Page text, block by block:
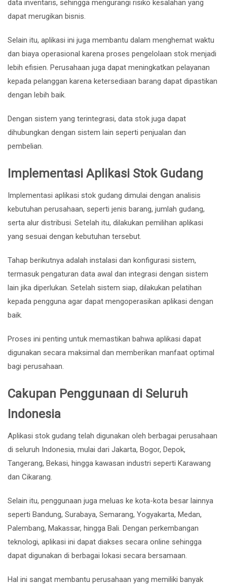
data inventaris, sehingga mengurangi risiko kesalahan yang
dapat merugikan bisnis.
Selain itu, aplikasi ini juga membantu dalam menghemat waktu
dan biaya operasional karena proses pengelolaan stok menjadi
lebih efisien. Perusahaan juga dapat meningkatkan pelayanan
kepada pelanggan karena ketersediaan barang dapat dipastikan
dengan lebih baik.
Dengan sistem yang terintegrasi, data stok juga dapat
dihubungkan dengan sistem lain seperti penjualan dan
pembelian.
Implementasi Aplikasi Stok Gudang
Implementasi aplikasi stok gudang dimulai dengan analisis
kebutuhan perusahaan, seperti jenis barang, jumlah gudang,
serta alur distribusi. Setelah itu, dilakukan pemilihan aplikasi
yang sesuai dengan kebutuhan tersebut.
Tahap berikutnya adalah instalasi dan konfigurasi sistem,
termasuk pengaturan data awal dan integrasi dengan sistem
lain jika diperlukan. Setelah sistem siap, dilakukan pelatihan
kepada pengguna agar dapat mengoperasikan aplikasi dengan
baik.
Proses ini penting untuk memastikan bahwa aplikasi dapat
digunakan secara maksimal dan memberikan manfaat optimal
bagi perusahaan.
Cakupan Penggunaan di Seluruh
Indonesia
Aplikasi stok gudang telah digunakan oleh berbagai perusahaan
di seluruh Indonesia, mulai dari Jakarta, Bogor, Depok,
Tangerang, Bekasi, hingga kawasan industri seperti Karawang
dan Cikarang.
Selain itu, penggunaan juga meluas ke kota-kota besar lainnya
seperti Bandung, Surabaya, Semarang, Yogyakarta, Medan,
Palembang, Makassar, hingga Bali. Dengan perkembangan
teknologi, aplikasi ini dapat diakses secara online sehingga
dapat digunakan di berbagai lokasi secara bersamaan.
Hal ini sangat membantu perusahaan yang memiliki banyak